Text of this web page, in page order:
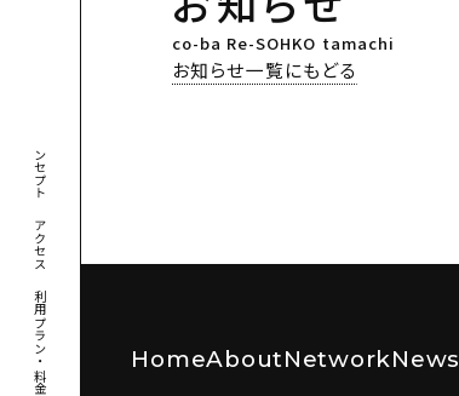
コンセプト
アクセス
利用プラン・料金
co-ba Re-SOHKO tamachi
お知らせ一覧にもどる
HomeAboutNetworkNews